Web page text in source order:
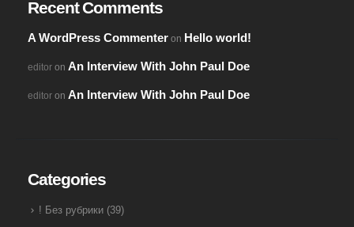
Recent Comments
A WordPress Commenteron Hello world!
editoron An Interview With John Paul Doe
editoron An Interview With John Paul Doe
Categories
! Без рубрики(39)